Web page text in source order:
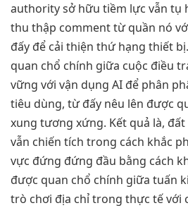
authority sở hữu tiềm lực vẫn tụ
thu thập comment từ quần nó
đấy để cải thiện thứ hạng thiết
quan chổ chính giữa cuộc điều
vững với vận dụng AI để phân
tiêu dùng, từ đấy nêu lên được
xung tương xứng. Kết quả là,
vẫn chiến tích trong cách khắc
vực đứng đứng đầu bằng cách
được quan chổ chính giữa tuấn
trò chơi địa chỉ trong thực tế với